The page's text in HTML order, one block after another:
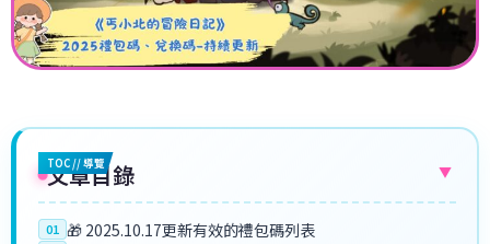
TOC // 導覽
文章目錄 ▼
01 🎁 2025.10.17更新有效的禮包碼列表